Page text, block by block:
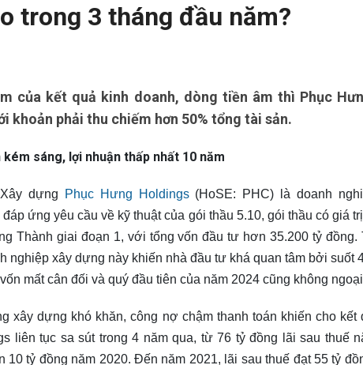
trong 3 tháng đầu năm?
của kết quả kinh doanh, dòng tiền âm thì Phục
khoản phải thu chiếm hơn 50% tổng tài sản.
sáng, lợi nhuận thấp nhất 10 năm
dựng Phục Hưng Holdings(HoSE: PHC) là doanh
ứng yêu cầu về kỹ thuật của gói thầu 5.10, gói thầu có giá
Thành giai đoạn 1, với tổng vốn đầu tư hơn 35.200 tỷ đồng.
nghiệp xây dựng này khiến nhà đầu tư khá quan tâm bởi suốt
mất cân đối và quý đầu tiên của năm 2024 cũng không
xây dựng khó khăn, công nợ chậm thanh toán khiến cho kết
liên tục sa sút trong 4 năm qua, từ 76 tỷ đồng lãi sau thuế
10 tỷ đồng năm 2020. Đến năm 2021, lãi sau thuế đạt 55 tỷ